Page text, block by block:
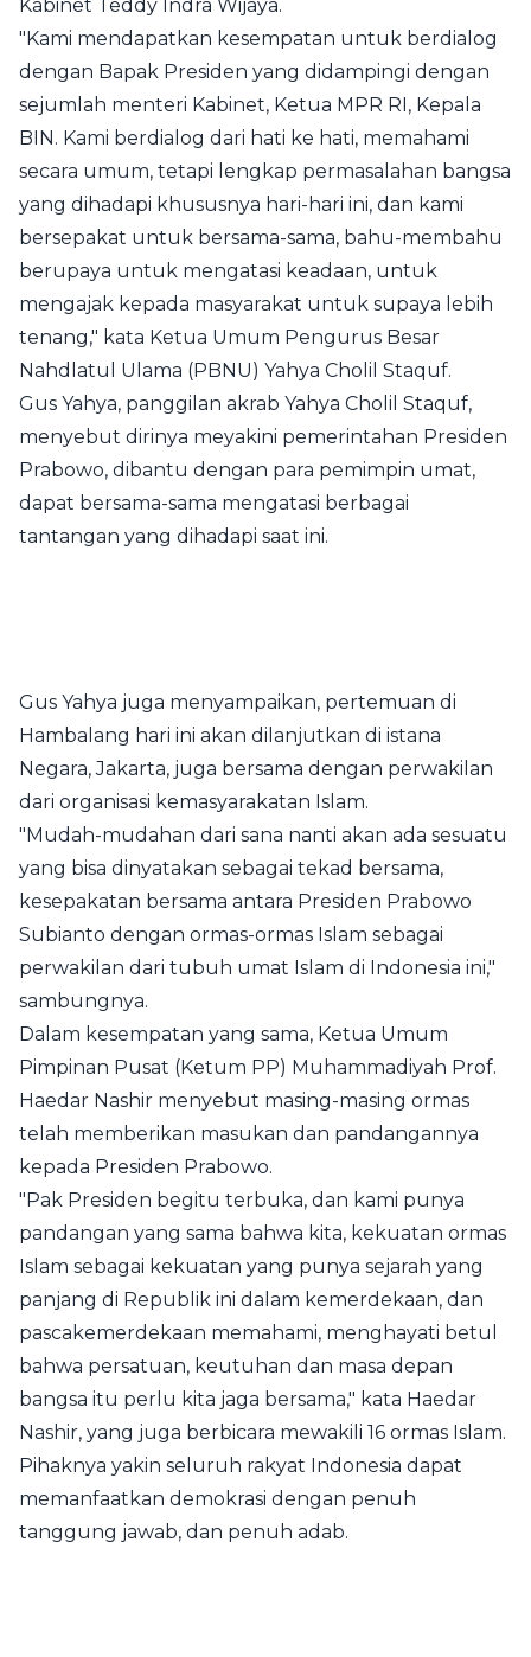
Kabinet Teddy Indra Wijaya.
"Kami mendapatkan kesempatan untuk berdialog
dengan Bapak Presiden yang didampingi dengan
sejumlah menteri Kabinet, Ketua MPR RI, Kepala
BIN. Kami berdialog dari hati ke hati, memahami
secara umum, tetapi lengkap permasalahan bangsa
yang dihadapi khususnya hari-hari ini, dan kami
bersepakat untuk bersama-sama, bahu-membahu
berupaya untuk mengatasi keadaan, untuk
mengajak kepada masyarakat untuk supaya lebih
tenang," kata Ketua Umum Pengurus Besar
Nahdlatul Ulama (PBNU) Yahya Cholil Staquf.
Gus Yahya, panggilan akrab Yahya Cholil Staquf,
menyebut dirinya meyakini pemerintahan Presiden
Prabowo, dibantu dengan para pemimpin umat,
dapat bersama-sama mengatasi berbagai
tantangan yang dihadapi saat ini.
Gus Yahya juga menyampaikan, pertemuan di
Hambalang hari ini akan dilanjutkan di istana
Negara, Jakarta, juga bersama dengan perwakilan
dari organisasi kemasyarakatan Islam.
"Mudah-mudahan dari sana nanti akan ada sesuatu
yang bisa dinyatakan sebagai tekad bersama,
kesepakatan bersama antara Presiden Prabowo
Subianto dengan ormas-ormas Islam sebagai
perwakilan dari tubuh umat Islam di Indonesia ini,"
sambungnya.
Dalam kesempatan yang sama, Ketua Umum
Pimpinan Pusat (Ketum PP) Muhammadiyah Prof.
Haedar Nashir menyebut masing-masing ormas
telah memberikan masukan dan pandangannya
kepada Presiden Prabowo.
"Pak Presiden begitu terbuka, dan kami punya
pandangan yang sama bahwa kita, kekuatan ormas
Islam sebagai kekuatan yang punya sejarah yang
panjang di Republik ini dalam kemerdekaan, dan
pascakemerdekaan memahami, menghayati betul
bahwa persatuan, keutuhan dan masa depan
bangsa itu perlu kita jaga bersama," kata Haedar
Nashir, yang juga berbicara mewakili 16 ormas Islam.
Pihaknya yakin seluruh rakyat Indonesia dapat
memanfaatkan demokrasi dengan penuh
tanggung jawab, dan penuh adab.